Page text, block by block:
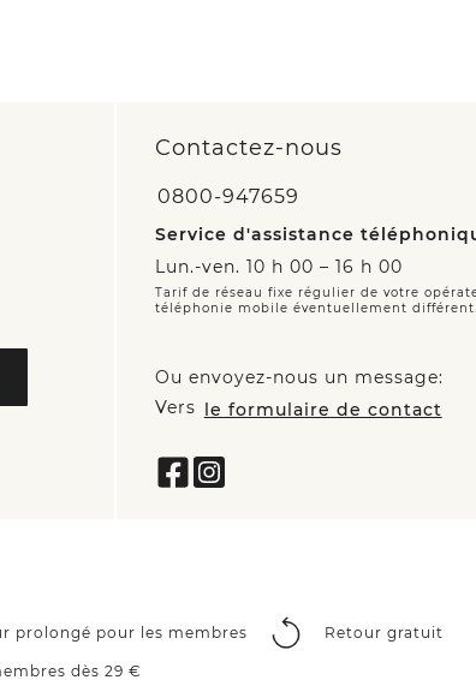
Contactez-nous
0800-947659
Service d'assistance
Lun.-ven. 10 h 00 – 16 h 00
Tarif de réseau fixe régulier de votre
téléphonie mobile éventuellement différent.
Ou envoyez-nous un message:
Vers le formulaire de contact
prolongé pour les membres Retour gratuit
dès 29 €